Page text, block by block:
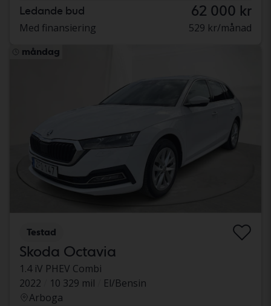
Ledande bud 62 000 kr
Med finansiering 529 kr/månad
måndag
Testad
Skoda Octavia
1.4 iV PHEV Combi
2022
10 329 mil
El/Bensin
Arboga